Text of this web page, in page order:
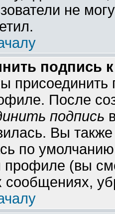
не
подпись
После
подпись
Вы
по
профиле (вы
сообщениях,